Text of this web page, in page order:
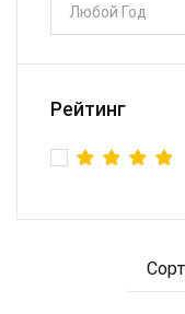
Любой Год
Рейтинг